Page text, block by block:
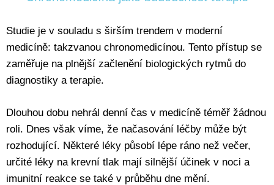
Studie je v souladu s širším trendem v moderní
medicíně: takzvanou chronomedicínou. Tento přístup se
zaměřuje na plnější začlenění biologických rytmů do
diagnostiky a terapie.
Dlouhou dobu nehrál denní čas v medicíně téměř žádnou
roli. Dnes však víme, že načasování léčby může být
rozhodující. Některé léky působí lépe ráno než večer,
určité léky na krevní tlak mají silnější účinek v noci a
imunitní reakce se také v průběhu dne mění.